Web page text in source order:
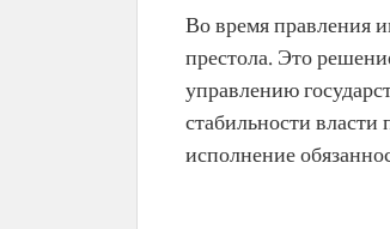
Во время правления
престола. Это
управлению
стабильности
исполнение